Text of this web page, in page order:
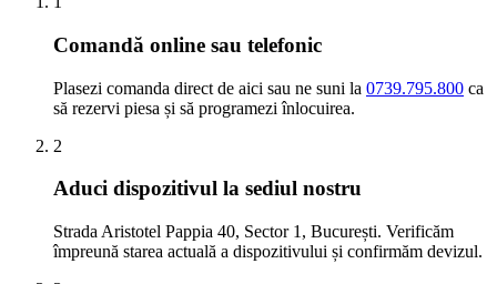
Comandă online sau telefonic
Plasezi comanda direct de aici sau ne suni la 0739.795.800 ca
să rezervi piesa și să programezi înlocuirea.
2
Aduci dispozitivul la sediul nostru
Strada Aristotel Pappia 40, Sector 1, București. Verificăm
împreună starea actuală a dispozitivului și confirmăm devizul.